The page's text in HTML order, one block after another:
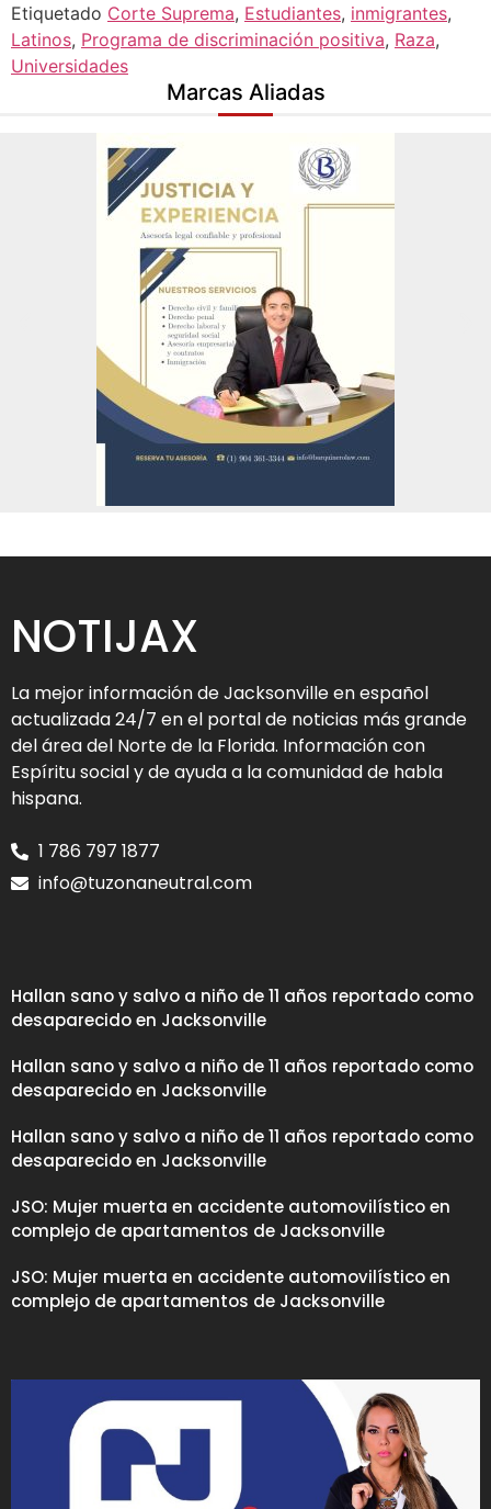
Etiquetado Corte Suprema, Estudiantes, inmigrantes,
Latinos, Programa de discriminación positiva, Raza,
Universidades
Marcas Aliadas
NOTIJAX
La mejor información de Jacksonville en español
actualizada 24/7 en el portal de noticias más grande
del área del Norte de la Florida. Información con
Espíritu social y de ayuda a la comunidad de habla
hispana.
1 786 797 1877
info@tuzonaneutral.com
Hallan sano y salvo a niño de 11 años reportado como
desaparecido en Jacksonville
Hallan sano y salvo a niño de 11 años reportado como
desaparecido en Jacksonville
Hallan sano y salvo a niño de 11 años reportado como
desaparecido en Jacksonville
JSO: Mujer muerta en accidente automovilístico en
complejo de apartamentos de Jacksonville
JSO: Mujer muerta en accidente automovilístico en
complejo de apartamentos de Jacksonville